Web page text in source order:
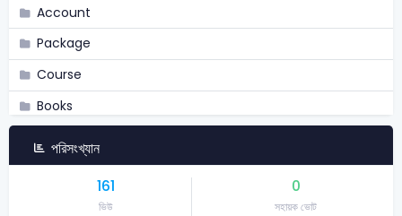
Account
Package
Course
Books
Admission
Job Assistant
পরিসংখ্যান
161
ভিউ
0
সহায়ক ভোট